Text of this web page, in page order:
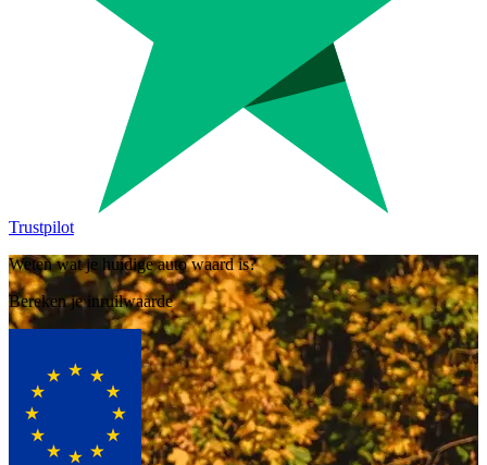
Trustpilot
Weten wat je huidige auto waard is?
Bereken je inruilwaarde